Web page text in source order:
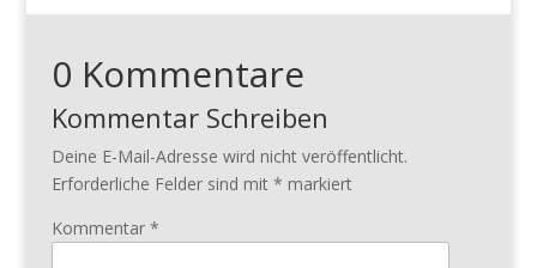
0 Kommentare
Kommentar Schreiben
Deine E-Mail-Adresse wird nicht veröffentlicht.
Erforderliche Felder sind mit * markiert
Kommentar *